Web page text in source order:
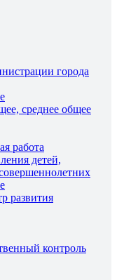
города
среднее общее
работа
детей,
развития
контроль